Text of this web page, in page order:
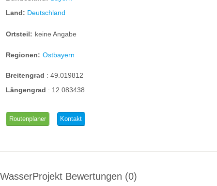
Land: Deutschland
Ortsteil: keine Angabe
Regionen: Ostbayern
Breitengrad : 49.019812
Längengrad : 12.083438
Routenplaner Kontakt
WasserProjekt Bewertungen 0